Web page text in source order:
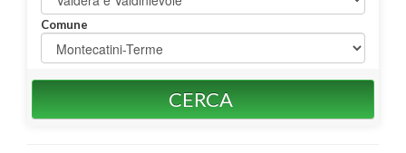
Comune
CERCA